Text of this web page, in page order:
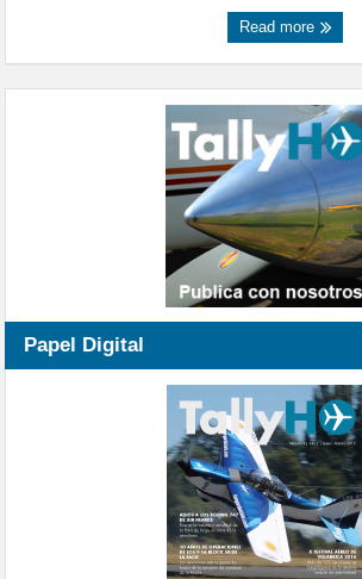
Read more
Papel Digital